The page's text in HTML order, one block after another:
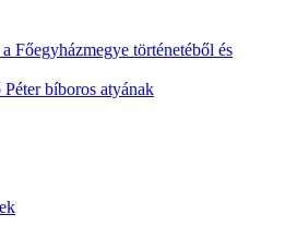
Főegyházmegye történetéből és
bíboros atyának